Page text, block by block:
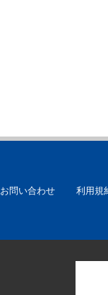
お問い合わせ 利用規